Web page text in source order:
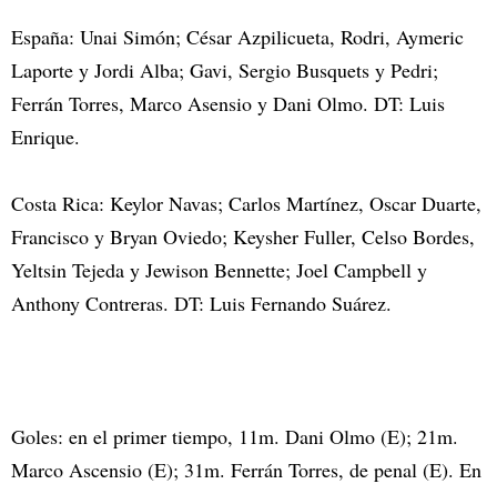
España: Unai Simón; César Azpilicueta, Rodri, Aymeric
Laporte y Jordi Alba; Gavi, Sergio Busquets y Pedri;
Ferrán Torres, Marco Asensio y Dani Olmo. DT: Luis
Enrique.
Costa Rica: Keylor Navas; Carlos Martínez, Oscar Duarte,
Francisco y Bryan Oviedo; Keysher Fuller, Celso Bordes,
Yeltsin Tejeda y Jewison Bennette; Joel Campbell y
Anthony Contreras. DT: Luis Fernando Suárez.
Goles: en el primer tiempo, 11m. Dani Olmo (E); 21m.
Marco Ascensio (E); 31m. Ferrán Torres, de penal (E). En